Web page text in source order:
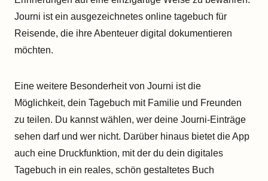
Journi ist ein ausgezeichnetes online tagebuch für
Reisende, die ihre Abenteuer digital dokumentieren
möchten.
Eine weitere Besonderheit von Journi ist die
Möglichkeit, dein Tagebuch mit Familie und Freunden
zu teilen. Du kannst wählen, wer deine Journi-Einträge
sehen darf und wer nicht. Darüber hinaus bietet die App
auch eine Druckfunktion, mit der du dein digitales
Tagebuch in ein reales, schön gestaltetes Buch